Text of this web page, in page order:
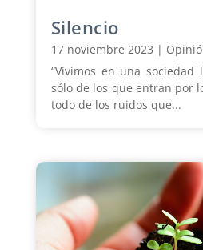
Silencio
17 noviembre 2023 |
“Vivimos en una
sólo de los que entran por
todo de los ruidos que...